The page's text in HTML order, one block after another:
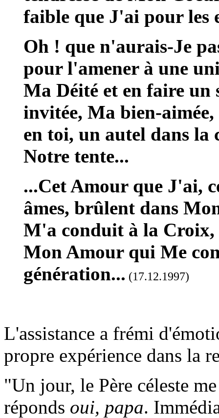
faible que J'ai pour les
Oh ! que n'aurais-Je
pour l'amener à une
Ma Déité et en faire
invitée, Ma bien-
en toi, un autel dans la
Notre tente...
...Cet Amour que J'ai,
âmes, brûlent dans
M'a conduit à la Croix,
Mon Amour qui Me
génération... (17.12.1997)
L'assistance a frémi
propre expérience dans la
"Un jour, le Père céleste
réponds oui, papa.